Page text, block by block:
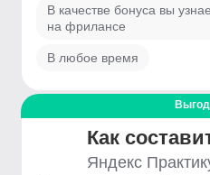
В качестве бонуса вы
на фрилансе
В любое время
Как
Яндекс